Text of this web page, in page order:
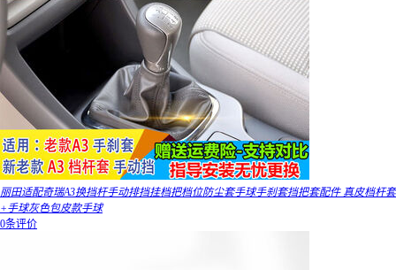
丽田适配奇瑞A3换挡杆手动排挡挂档把档位防尘套手球手刹套挡把套配件 真皮档杆套
+手球灰色包皮款手球
0条评价